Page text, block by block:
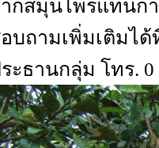
กสมุนไพรแทน
บถามเพิ่มเติม
ะธานกลุ่ม โทร. 0